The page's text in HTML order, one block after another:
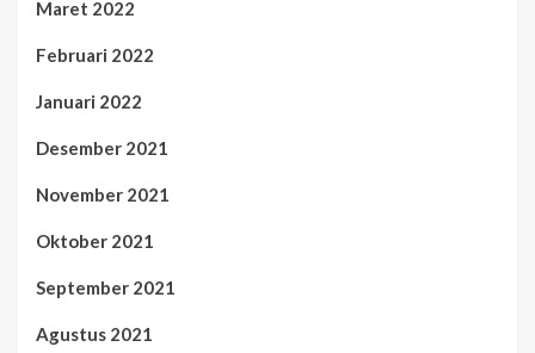
Maret 2022
Februari 2022
Januari 2022
Desember 2021
November 2021
Oktober 2021
September 2021
Agustus 2021